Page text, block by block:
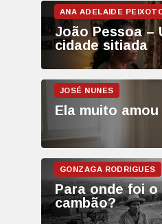
João Pessoa –
cidade sitiada
Ela muito amou
Para onde foi o
cambão?